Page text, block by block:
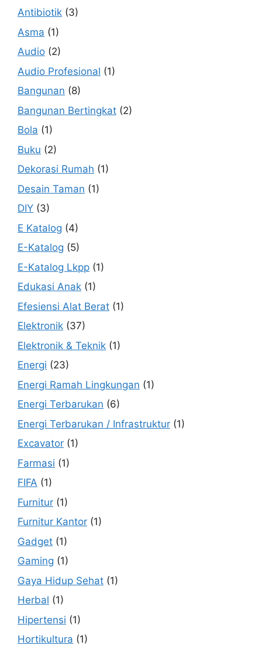
Antibiotik (3)
Asma (1)
Audio (2)
Audio Profesional (1)
Bangunan (8)
Bangunan Bertingkat (2)
Bola (1)
Buku (2)
Dekorasi Rumah (1)
Desain Taman (1)
DIY (3)
E Katalog (4)
E-Katalog (5)
E-Katalog Lkpp (1)
Edukasi Anak (1)
Efesiensi Alat Berat (1)
Elektronik (37)
Elektronik & Teknik (1)
Energi (23)
Energi Ramah Lingkungan (1)
Energi Terbarukan (6)
Energi Terbarukan / Infrastruktur (1)
Excavator (1)
Farmasi (1)
FIFA (1)
Furnitur (1)
Furnitur Kantor (1)
Gadget (1)
Gaming (1)
Gaya Hidup Sehat (1)
Herbal (1)
Hipertensi (1)
Hortikultura (1)